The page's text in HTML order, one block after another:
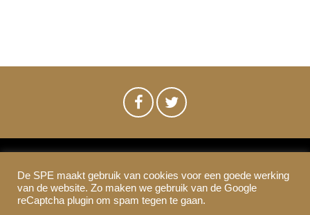
SPE-Amsterdam © 2021
Colofon & Disclaimer
Privacy Cookies
De SPE maakt gebruik van cookies voor een goede werking
van de website. Zo maken we gebruik van de Google
reCaptcha plugin om spam tegen te gaan.